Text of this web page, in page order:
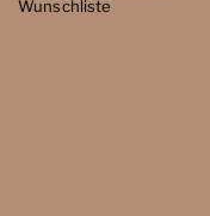
Wunschliste